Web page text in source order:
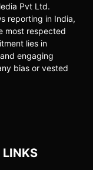
Pvt Ltd.
reporting in India,
most respected
lies in
engaging
bias or vested